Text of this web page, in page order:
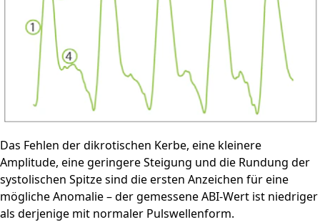
Das Fehlen der dikrotischen Kerbe, eine kleinere
Amplitude, eine geringere Steigung und die Rundung der
systolischen Spitze sind die ersten Anzeichen für eine
mögliche Anomalie – der gemessene ABI-Wert ist niedriger
als derjenige mit normaler Pulswellenform.